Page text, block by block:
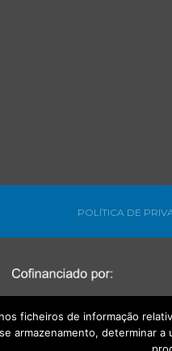
POLÍTICA DE
ficheiros de informação
armazenamento, determinar